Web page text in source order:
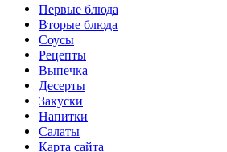
Первые блюда
Вторые блюда
Соусы
Рецепты
Выпечка
Десерты
Закуски
Напитки
Салаты
Карта сайта